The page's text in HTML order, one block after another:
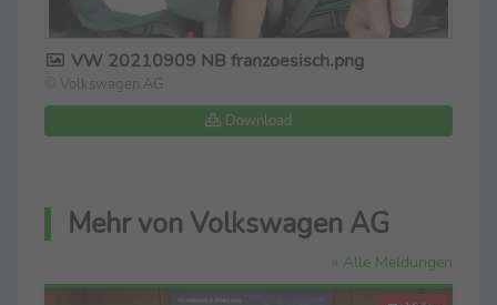
VW 20210909 NB franzoesisch.png
© Volkswagen AG
Download
Mehr von Volkswagen AG
» Alle Meldungen